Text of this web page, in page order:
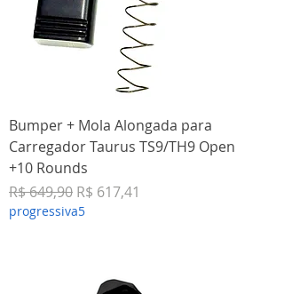
Bumper + Mola Alongada para
Carregador Taurus TS9/TH9 Open
+10 Rounds
Preço normal
R$ 649,90 Preço promocional
R$ 617,41
progressiva5